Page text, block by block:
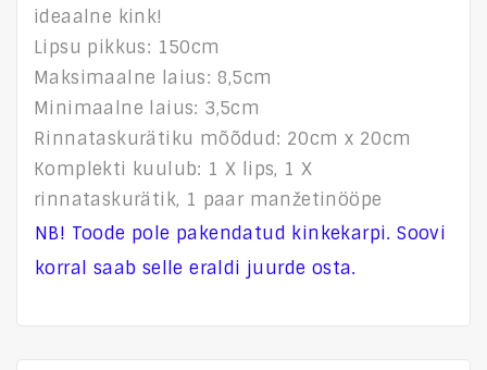
ideaalne kink!
Lipsu pikkus: 150cm
Maksimaalne laius: 8,5cm
Minimaalne laius: 3,5cm
Rinnataskurätiku mõõdud: 20cm x 20cm
Komplekti kuulub: 1 X lips, 1 X
rinnataskurätik, 1 paar manžetinööpe
NB! Toode pole pakendatud kinkekarpi. Soovi
korral saab selle eraldi juurde osta.